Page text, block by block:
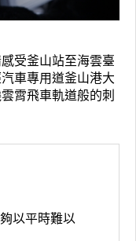
受釜山站至海雲臺
車專用道釜山港大
霄飛車軌道般的刺
以平時難以